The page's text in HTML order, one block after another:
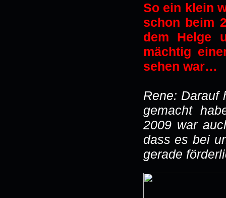
So ein klein
schon beim
dem Helge
mächtig
sehen war…
Rene: Darauf
gemacht
2009 war
dass es bei
gerade